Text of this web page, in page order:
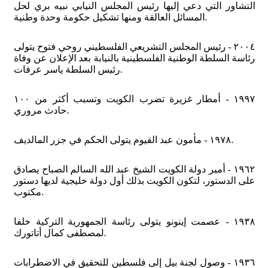
التشاور التي دعي إليها رئيس المجلس النيابي نبيه بري لحل
المسائل العالقة ومنها تشكيل حكومة وحدة وطنية.
٢٠٠٤ - رئيس المجلس التشريعي الفلسطيني روحي فتوح يتولى
رئاسة السلطة الوطنية الفلسطينية بالنيابة بعد الإعلان عن وفاة
رئيس السلطة ياسر عرفات.
١٩٩٧ - أمطار غزيرة تضرب الكويت وتسبب أكثر من ١٠٠
حادث مروري.
١٩٧٨ - مأمون عبد القيوم يتولى الحكم في جزر المالديف.
١٩٦٢ - أمير دولة الكويت الشيخ عبد الله السالم الصباح يصادق
على الدستور، لتكون الكويت بذلك أول دولة خليجية لديها دستور
مكتوب.
١٩٣٨ - عصمت إينونو يتولى رئاسة الجمهورية التركية خلفا
لمصطفى كمال أتاتورك.
١٩٣٦ - وصول لجنة بيل إلى فلسطين للتحقيق في الاضطرابات